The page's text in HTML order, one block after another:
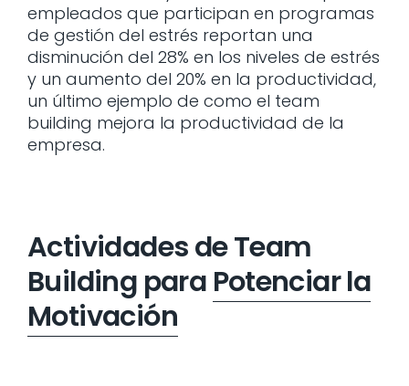
empleados que participan en programas
de gestión del estrés reportan una
disminución del 28% en los niveles de estrés
y un aumento del 20% en la productividad,
un último ejemplo de como el team
building mejora la productividad de la
empresa.
Actividades de Team
Building para Potenciar la
Motivación